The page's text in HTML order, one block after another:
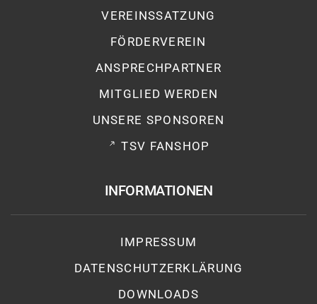
VEREINSSATZUNG
FÖRDERVEREIN
ANSPRECHPARTNER
MITGLIED WERDEN
UNSERE SPONSOREN
TSV FANSHOP
INFORMATIONEN
IMPRESSUM
DATENSCHUTZ­ERKLÄRUNG
DOWNLOADS